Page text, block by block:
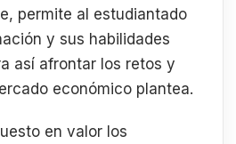
permite al estudiantado
y sus habilidades
así afrontar los retos y
económico plantea.
en valor los